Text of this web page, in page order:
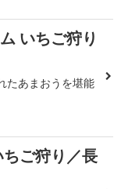
いちご狩り
たあまおうを堪能
ご狩り／長